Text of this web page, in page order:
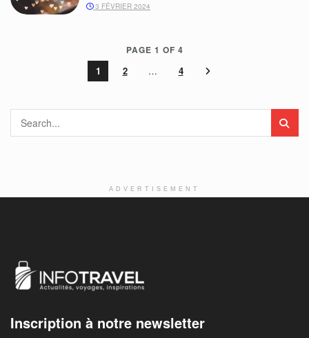
3 FÉVRIER 2024
PAGE 1 OF 4
1 2 … 4
ADVERTISEMENT
Inscription à notre newsletter